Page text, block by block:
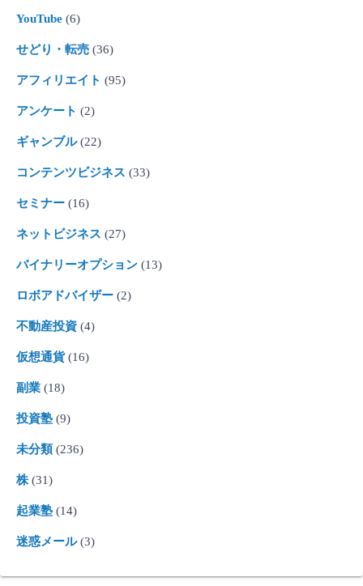
YouTube (6)
せどり・転売 (36)
アフィリエイト (95)
アンケート (2)
ギャンブル(22)
コンテンツビジネス (33)
セミナー (16)
ネットビジネス (27)
バイナリーオプション (13)
ロボアドバイザー (2)
不動産投資 (4)
仮想通貨(16)
副業 (18)
投資塾 (9)
未分類 (236)
株 (31)
起業塾 (14)
迷惑メール(3)